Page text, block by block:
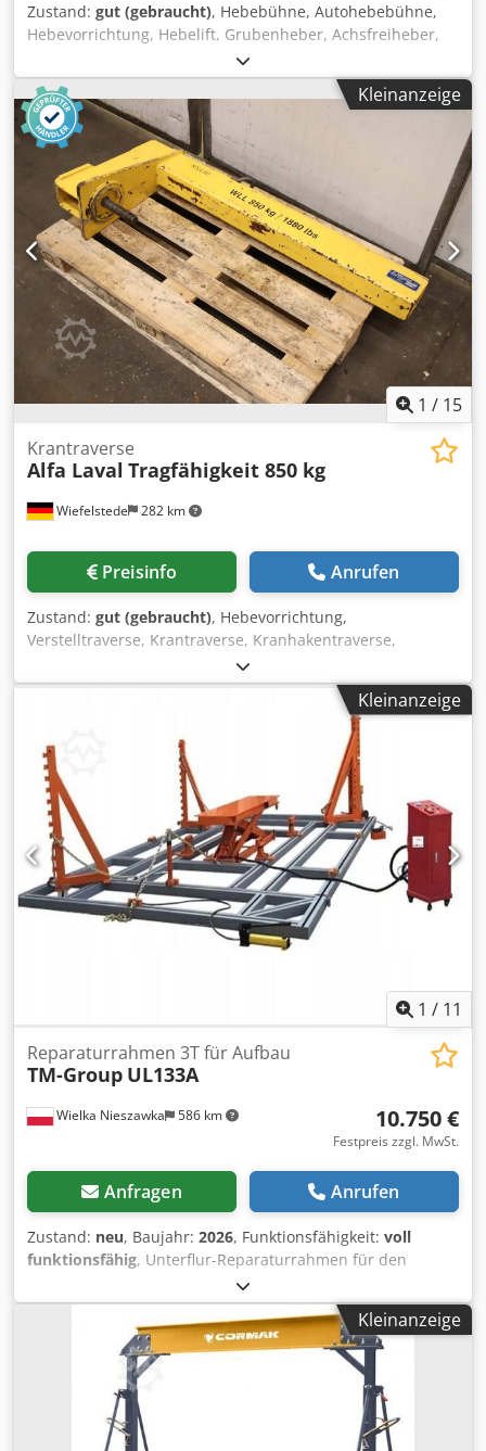
Zustand: gut (gebraucht), Hebebühne, Autohebebühne,
Hebevorrichtung, Hebelift, Grubenheber, Achsfreiheber,
Lkw-Hebevorrichtung, Achsheber Dcsdpfx Abeikrpuoiok -
Hersteller: MWH Märkisches Werk Halver, Lkw-
Hebevorrichtung Grubenheber -Typ: Atlas LT -
Tragfähigkeit: 2x 5000 kg -Hubhöhe: 1600 mm -
Betriebsdruck: 60 bar -Zubehör: incl., siehe Fotos -
Transportabmessung: 1000/940/H1400 mm -Gewicht ges.:
820 kg
Kleinanzeige
1 / 15
Wiefelstede 282 km
Krantraverse
Alfa Laval Tragfähigkeit 850 kg
Preisinfo Anrufen
Zustand: gut (gebraucht), Hebevorrichtung,
Verstelltraverse, Krantraverse, Kranhakentraverse,
Lasttraverse, Schwerlasttraverse, Ausgleichtraverse,
Hebevorrichtung, Materialheber für Hebelift, Hallenkran,
Säulenschwenkkran, Arbeitsplatzkran, Kettenzug Djdpfx
Aszf E Egebieck -Hersteller: Alfa Laval, Hebevorrichtung
aus Dekanterzentrifuge -Tragfähigkeit: 850 kg .: 6123 2745
85 -Transportabmessung: 1375/595/H255 mm -Gewicht: 73
Kleinanzeige
1 / 11
Wielka Nieszawka 586 km
Reparaturrahmen 3T für Aufbau
TM-Group UL133A
10.750 €
Festpreis zzgl. MwSt.
Anfragen Anrufen
Zustand: neu, Baujahr: 2026, Funktionsfähigkeit: voll
funktionsfähig, Unterflur-Reparaturrahmen für den
Einbau UL-L133A 3T TM-GROUP KOMPLETTES SET:
RAHMEN + SCHERENHEBEWERK + NOTWENDIGES
ZUBEHÖR!! Spezifikation: ✅ Hersteller: TM-GROUP
Dcsdpfxsth Ukte Abisk ✅ Stromversorgung: hydraulisch ✅
Hochwertige Hydraulikpumpe ✅ Rahmenlänge: 7000 mm
✅ Rahmenbreite: 4000 mm ✅ Höhe: 500 mm ✅ Solide und
einfache Befestigung des Fahrzeugs ✅ Universell für alle
Reparaturen nach einem Unfall ✅ Garantie ⭐️ STAHL-
Kleinanzeige